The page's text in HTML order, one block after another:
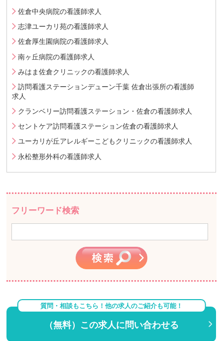
佐倉中央病院の看護師求人
志津ユーカリ苑の看護師求人
佐倉厚生園病院の看護師求人
南ヶ丘病院の看護師求人
みはま佐倉クリニックの看護師求人
訪問看護ステーションデューン千葉 佐倉出張所の看護師
求人
クランベリー訪問看護ステーション・佐倉の看護師求人
セントケア訪問看護ステーション佐倉の看護師求人
ユーカリが丘アレルギーこどもクリニックの看護師求人
永松整形外科の看護師求人
フリーワード検索
質問・相談もこちら！他の求人のご紹介も可能！
（無料）この求人に問い合わせる